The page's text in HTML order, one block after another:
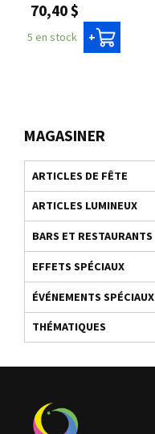
MAGASINER
ARTICLES DE FÊTE
ARTICLES LUMINEUX
BARS ET RESTAURANTS
EFFETS SPÉCIAUX
ÉVÉNEMENTS SPÉCIAUX
THÉMATIQUES
70,40 $
5 en stock +